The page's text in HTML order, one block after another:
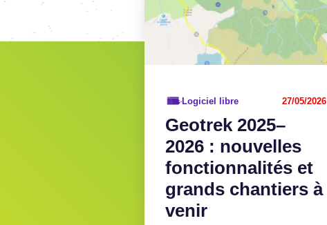
Geotrek 2025–
2026 : nouvelles
fonc­tion­na­li­tés et
grands chan­tiers à
venir
Logiciel libre 27/05/2026